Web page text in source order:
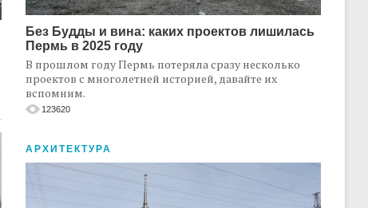
Без Будды и вина: каких проектов лишилась
Пермь в 2025 году
В прошлом году Пермь потеряла сразу несколько
проектов с многолетней историей, давайте их
вспомним.
123620
АРХИТЕКТУРА